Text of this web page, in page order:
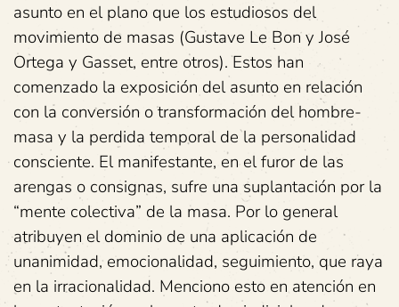
asunto en el plano que los estudiosos del
movimiento de masas (Gustave Le Bon y José
Ortega y Gasset, entre otros). Estos han
comenzado la exposición del asunto en relación
con la conversión o transformación del hombre-
masa y la perdida temporal de la personalidad
consciente. El manifestante, en el furor de las
arengas o consignas, sufre una suplantación por la
“mente colectiva” de la masa. Por lo general
atribuyen el dominio de una aplicación de
unanimidad, emocionalidad, seguimiento, que raya
en la irracionalidad. Menciono esto en atención en